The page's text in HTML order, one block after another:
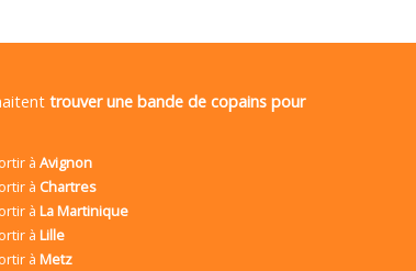
trouver une bande de copains pour
à Avignon
à Chartres
à La Martinique
à Lille
à Metz